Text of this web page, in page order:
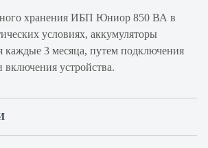
хранения ИБП Юниор 850 ВА в
условиях, аккумуляторы
каждые 3 месяца, путем подключения
включения устройства.